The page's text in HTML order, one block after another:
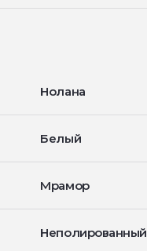
Нолана
Белый
Мрамор
Неполированный